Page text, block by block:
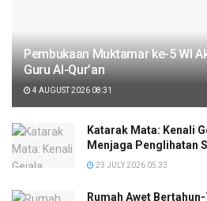
Pembukaan Muktamar ke-5 WI
Guru Al-Qur’an
4 AUGUST 2026 08:31
Katarak Mata: Kenali
Menjaga Penglihatan
23 JULY 2026 05:33
Rumah Awet